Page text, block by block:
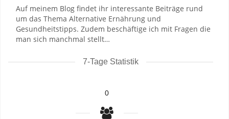
Auf meinem Blog findet ihr interessante Beiträge rund
um das Thema Alternative Ernährung und
Gesundheitstipps. Zudem beschäftige ich mit Fragen die
man sich manchmal stellt…
7-Tage Statistik
0